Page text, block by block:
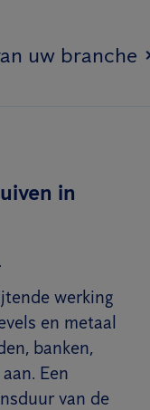
uw branche
in
werking
en metaal
banken,
Een
van de